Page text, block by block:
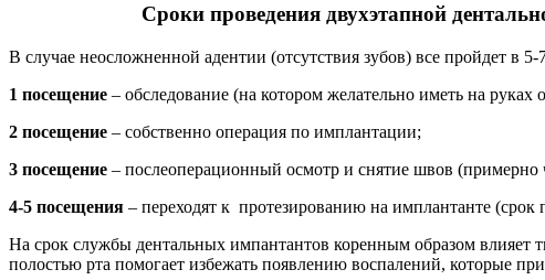
Сроки проведения двухэтапной дентальной
В случае неосложненной адентии (отсутствия зубов) все пройдет в
1 посещение – обследование (на котором желательно иметь на
2 посещение – собственно операция по имплантации;
3 посещение – послеоперационный осмотр и снятие швов (примерно
4-5 посещения – переходят к протезированию на имплантанте (срок
На срок службы дентальных импантантов коренным образом влияет
полостью рта помогает избежать появлению воспалений, которые